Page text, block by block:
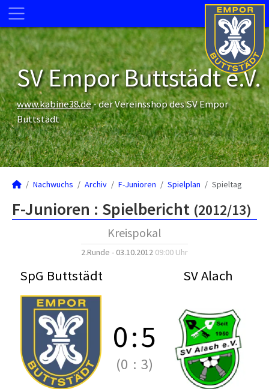
SV Empor Buttstädt e.V.
www.kabine38.de- der Vereinsshop des SV Empor
Buttstädt
Nachwuchs Archiv F-Junioren Spielplan Spieltag
F-Junioren : Spielbericht (2012/13)
Kreispokal
2.Runde - 03.10.2012 09:00 Uhr
SpG Buttstädt SV Alach
0:5
(0 : 3)